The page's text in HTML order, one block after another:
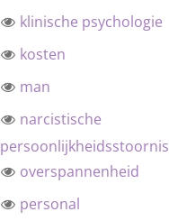
klinische psychologie
kosten
man
narcistische
persoonlijkheidsstoornis
overspannenheid
personal